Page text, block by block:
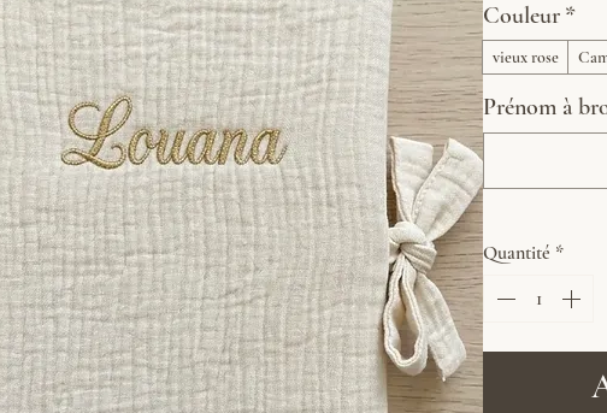
Couleur *
vieux rose
Prénom à
Quantité *